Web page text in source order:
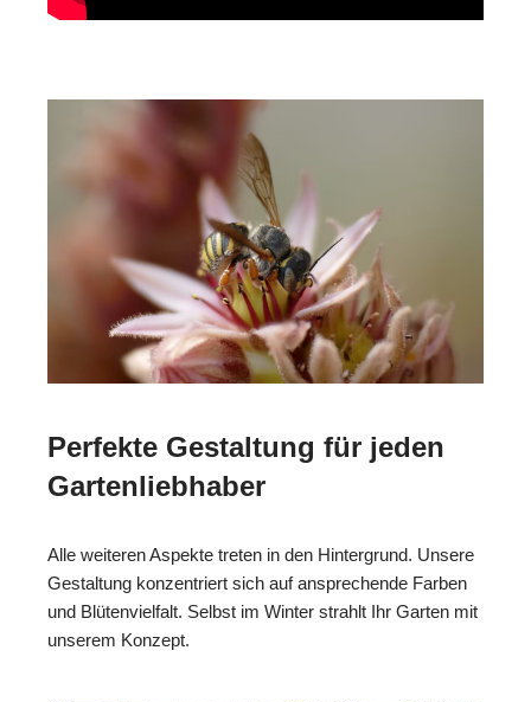
Perfekte Gestaltung für jeden
Gartenliebhaber
Alle weiteren Aspekte treten in den Hintergrund. Unsere
Gestaltung konzentriert sich auf ansprechende Farben
und Blütenvielfalt. Selbst im Winter strahlt Ihr Garten mit
unserem Konzept.